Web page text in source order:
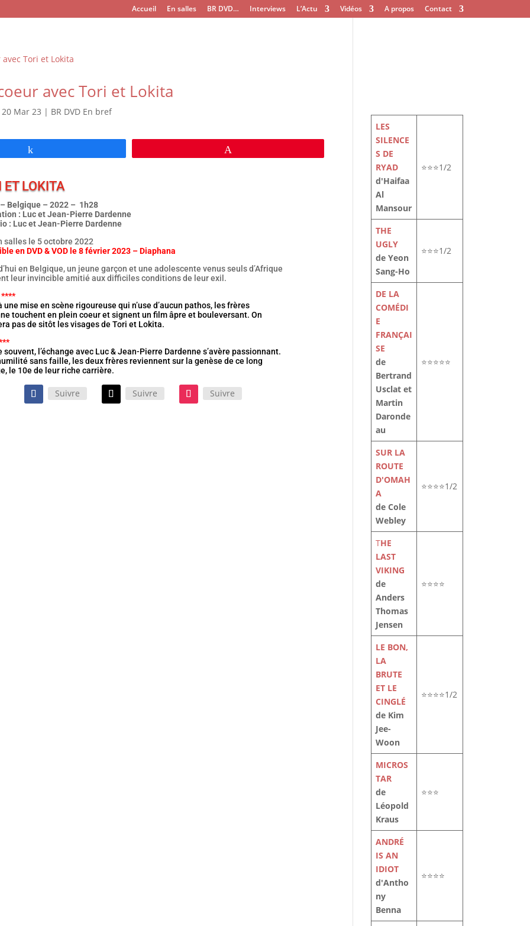
Accueil En salles BR DVD… Interviews L’Actu Vidéos A propos Contact
avec Tori et Lokita
20 Mar 23 | BR DVD En bref
ET LOKITA
Belgique – 2022 – 1h28
: Luc et Jean-Pierre Dardenne
: Luc et Jean-Pierre Dardenne
salles le 5 octobre 2022
en DVD & VOD le 8 février 2023 – Diaphana
en Belgique, un jeune garçon et une adolescente venus seuls d’Afrique
leur invincible amitié aux difficiles conditions de leur exil.
une mise en scène rigoureuse qui n’use d’aucun pathos, les frères
touchent en plein coeur et signent un film âpre et bouleversant. On
pas de sitôt les visages de Tori et Lokita.
souvent, l’échange avec Luc & Jean-Pierre Dardenne s’avère passionnant.
sans faille, les deux frères reviennent sur la genèse de ce long
le 10e de leur riche carrière.
Suivre Suivre Suivre
LES
SILENCE
S DE
RYAD
d'Haifaa
Al
Mansour
⭐⭐⭐1/2
THE
UGLY
de Yeon
Sang-Ho
⭐⭐⭐1/2
DE LA
COMÉDI
E
FRANÇAI
SE
de
Bertrand
Usclat et
Martin
Daronde
au
⭐⭐⭐⭐⭐
SUR LA
ROUTE
D'OMAH
A
de Cole
Webley
⭐⭐⭐⭐1/2
THE
LAST
VIKING
de
Anders
Thomas
Jensen
⭐⭐⭐⭐
LE BON,
LA
BRUTE
ET LE
CINGLÉ
de Kim
Jee-
Woon
⭐⭐⭐⭐1/2
MICROS
TAR
de
Léopold
Kraus
⭐⭐⭐
ANDRÉ
IS AN
IDIOT
d'Antho
ny
Benna
⭐⭐⭐⭐